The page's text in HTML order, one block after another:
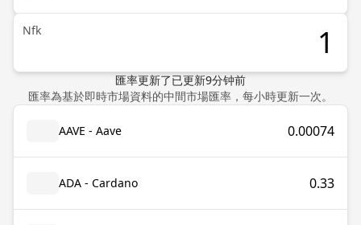
Nfk
匯率更新了已更新9分钟前
匯率為基於即時市場資料的中間市場匯率，每小時更新一次。
AAVE - Aave 0.00074
ADA - Cardano 0.33